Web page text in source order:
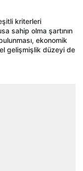
kriterleri
sahip olma şartının
ekonomik
gelişmişlik düzeyi de